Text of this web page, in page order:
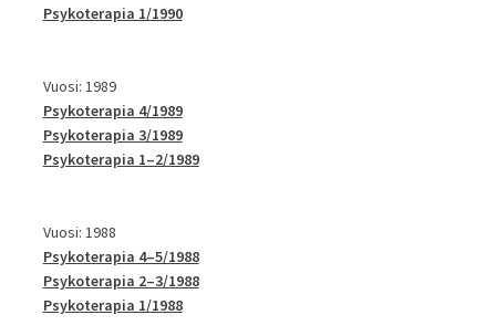
Psykoterapia 1/1990
Vuosi: 1989
Psykoterapia 4/1989
Psykoterapia 3/1989
Psykoterapia 1–2/1989
Vuosi: 1988
Psykoterapia 4–5/1988
Psykoterapia 2–3/1988
Psykoterapia 1/1988